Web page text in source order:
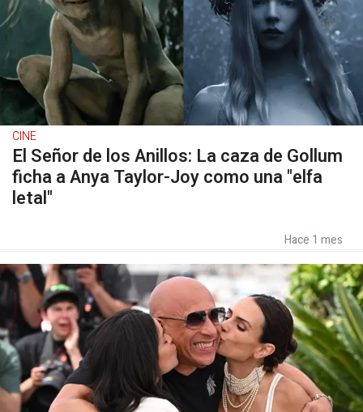
CINE
El Señor de los Anillos: La caza de Gollum
ficha a Anya Taylor-Joy como una "elfa
letal"
Hace 1 mes